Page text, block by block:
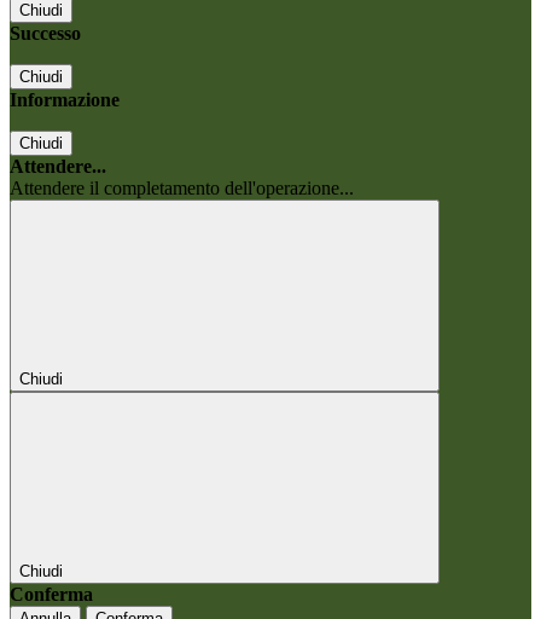
Chiudi
Successo
Chiudi
Informazione
Chiudi
Attendere...
Attendere il completamento dell'operazione...
Chiudi
Chiudi
Conferma